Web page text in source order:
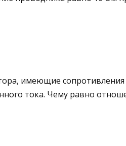
имеющие сопротивления
то­ка. Чему равно